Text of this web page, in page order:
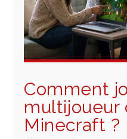
Comment
multijoueur
Minecraft​ ?